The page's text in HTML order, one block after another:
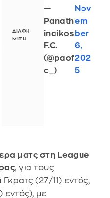
—
Panath
inaikos
F.C.
(@paof
c_)
Nov
em
ber
6,
202
5
ματς στη League
, για τους
(27/11) εντός,
εντός), με